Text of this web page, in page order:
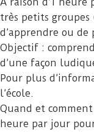
très petits
d’apprendre ou de
Objectif :
d’une façon
Pour plus
l’école.
Quand et
heure par jour